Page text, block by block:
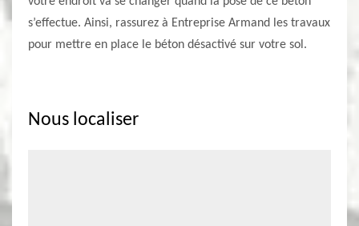
s’effectue. Ainsi, rassurez à Entreprise Armand les travaux
pour mettre en place le béton désactivé sur votre sol.
Nous localiser